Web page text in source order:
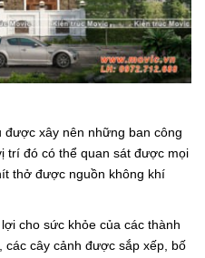
xây nên những ban công
trí đó có thể quan sát được mọi
thở được nguồn không khí
cho sức khỏe của các thành
cây cảnh được sắp xếp, bố